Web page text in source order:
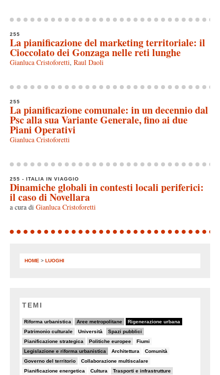
255
La pianificazione del marketing territoriale: il
Cioccolato dei Gonzaga nelle reti lunghe
Gianluca Cristoforetti, Raul Daoli
255
La pianificazione comunale: in un decennio dal
Psc alla sua Variante Generale, fino ai due
Piani Operativi
Gianluca Cristoforetti
255 - ITALIA IN VIAGGIO
Dinamiche globali in contesti locali periferici:
il caso di Novellara
a cura di Gianluca Cristoforetti
HOME > LUOGHI
TEMI
Riforma urbanistica
20/82 Aree metropolitane
37/82 Rigenerazione urbana
82/82
Patrimonio culturale
9/82 Università
5/82 Spazi pubblici
32/82
Pianificazione strategica
11/82 Politiche europee
11/82 Fiumi
8/82
Legislazione e riforma urbanistica
34/82 Architettura
7/82 Comunità
6/82
Governo del territorio
19/82 Collaborazione multiscalare
5/82
Pianificazione energetica
5/82 Cultura
7/82 Trasporti e infrastrutture
15/82